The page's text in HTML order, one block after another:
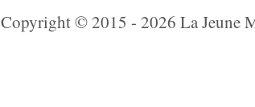
Copyright © 2015 - 2026 La Jeune